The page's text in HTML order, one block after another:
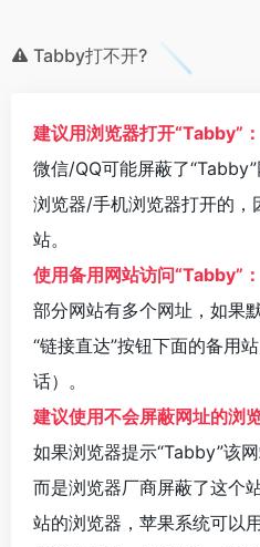
Tabby打不开?
建议用浏览器打开“Tabby”：
微信/QQ可能屏蔽了
浏览器/手机浏览器打开的，
站。
使用备用网站访问“Tabby”：
部分网站有多个网址，如果
“链接直达”按钮下面的备用
话）。
建议使用不会屏蔽网址的浏
如果浏览器提示“Tabby”该
而是浏览器厂商屏蔽了这个
站的浏览器，苹果系统可以